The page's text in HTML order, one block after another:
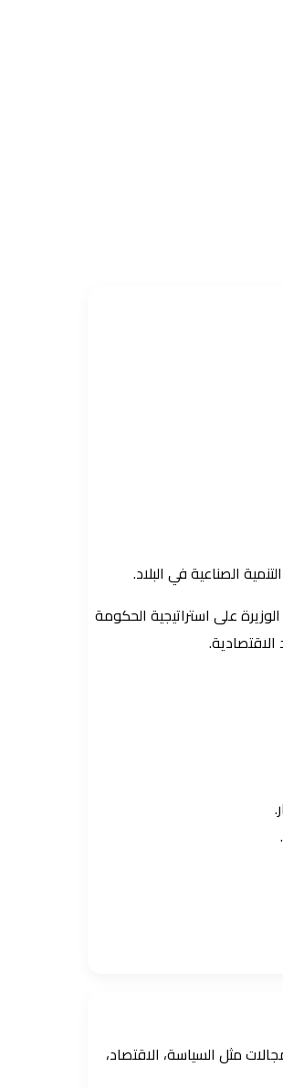
الصناعية في البلاد.
على استراتيجية الحكومة
مثل السياسة، الاقتصاد،